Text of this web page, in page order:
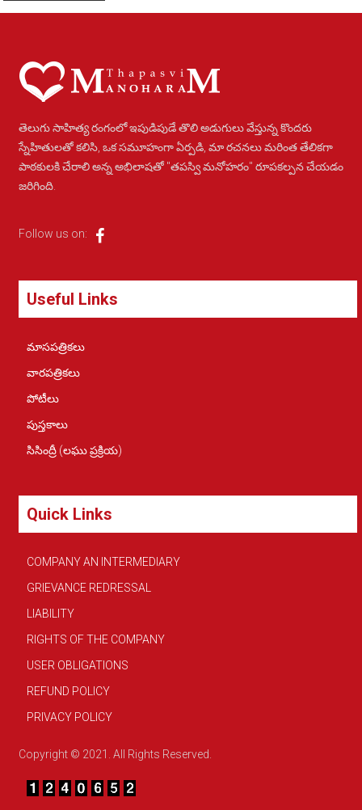
తెలుగు సాహిత్య రంగంలో ఇపుడిపుడే తొలి అడుగులు వేస్తున్న కొందరు
స్నేహితులతో కలిసి, ఒక సమూహంగా ఏర్పడి, మా రచనలు మరింత తేలికగా
పాఠకులకి చేరాలి అన్న అభిలాషతో "తపస్వి మనోహరం" రూపకల్పన చేయడం
జరిగింది.
Follow us on:
Useful Links
మాసపత్రికలు
వారపత్రికలు
పోటీలు
పుస్తకాలు
సిసింద్రీ (లఘు ప్రక్రియ)
Quick Links
COMPANY AN INTERMEDIARY
GRIEVANCE REDRESSAL
LIABILITY
RIGHTS OF THE COMPANY
USER OBLIGATIONS
REFUND POLICY
PRIVACY POLICY
Copyright © 2021. All Rights Reserved.